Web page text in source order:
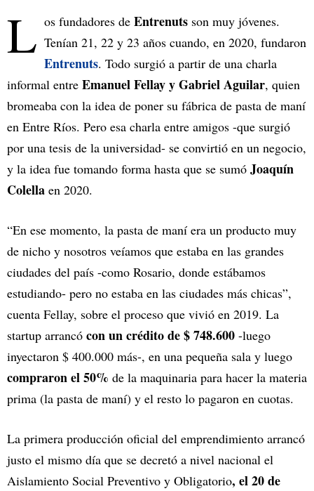
L os fundadores de Entrenuts son muy jóvenes.
Tenían 21, 22 y 23 años cuando, en 2020, fundaron
Entrenuts. Todo surgió a partir de una charla
informal entre Emanuel Fellay y Gabriel Aguilar, quien
bromeaba con la idea de poner su fábrica de pasta de maní
en Entre Ríos. Pero esa charla entre amigos -que surgió
por una tesis de la universidad- se convirtió en un negocio,
y la idea fue tomando forma hasta que se sumó Joaquín
Colella en 2020.
“En ese momento, la pasta de maní era un producto muy
de nicho y nosotros veíamos que estaba en las grandes
ciudades del país -como Rosario, donde estábamos
estudiando- pero no estaba en las ciudades más chicas”,
cuenta Fellay, sobre el proceso que vivió en 2019. La
startup arrancó con un crédito de $ 748.600 -luego
inyectaron $ 400.000 más-, en una pequeña sala y luego
compraron el 50% de la maquinaria para hacer la materia
prima (la pasta de maní) y el resto lo pagaron en cuotas.
La primera producción oficial del emprendimiento arrancó
justo el mismo día que se decretó a nivel nacional el
Aislamiento Social Preventivo y Obligatorio, el 20 de